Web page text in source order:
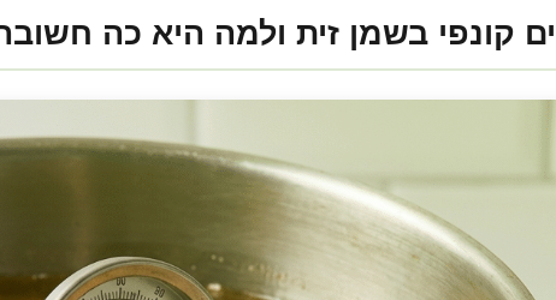
קונפי בשמן זית ולמה היא כה